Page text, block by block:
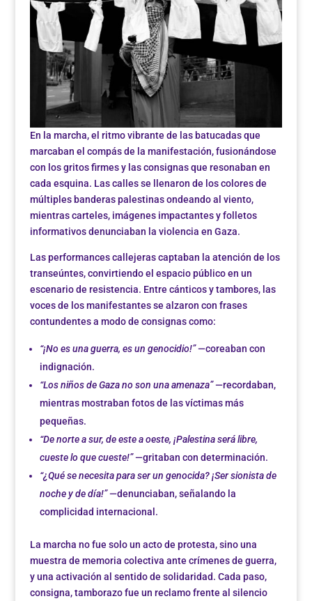
En la marcha, el ritmo vibrante de las batucadas que
marcaban el compás de la manifestación, fusionándose
con los gritos firmes y las consignas que resonaban en
cada esquina. Las calles se llenaron de los colores de
múltiples banderas palestinas ondeando al viento,
mientras carteles, imágenes impactantes y folletos
informativos denunciaban la violencia en Gaza.
Las performances callejeras captaban la atención de los
transeúntes, convirtiendo el espacio público en un
escenario de resistencia. Entre cánticos y tambores, las
voces de los manifestantes se alzaron con frases
contundentes a modo de consignas como:
“¡No es una guerra, es un genocidio!”—coreaban con
indignación.
“Los niños de Gaza no son una amenaza”—recordaban,
mientras mostraban fotos de las víctimas más
pequeñas.
“De norte a sur, de este a oeste, ¡Palestina será libre,
cueste lo que cueste!”—gritaban con determinación.
“¿Qué se necesita para ser un genocida? ¡Ser sionista de
noche y de día!”—denunciaban, señalando la
complicidad internacional.
La marcha no fue solo un acto de protesta, sino una
muestra de memoria colectiva ante crímenes de guerra,
y una activación al sentido de solidaridad. Cada paso,
consigna, tamborazo fue un reclamo frente al silencio